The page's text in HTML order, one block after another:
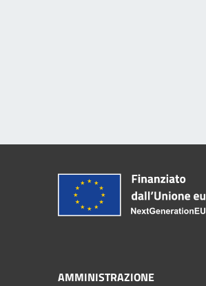
AMMINISTRAZIONE